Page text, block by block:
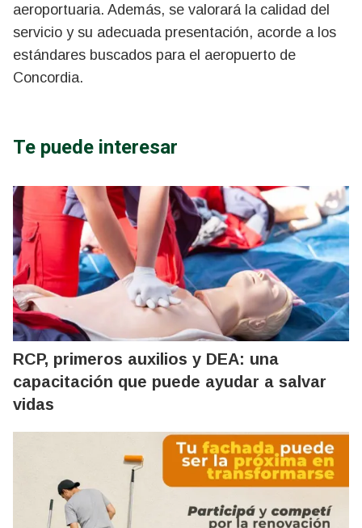
aeroportuaria. Además, se valorará la calidad del
servicio y su adecuada presentación, acorde a los
estándares buscados para el aeropuerto de
Concordia.
Te puede interesar
RCP, primeros auxilios y DEA: una
capacitación que puede ayudar a salvar
vidas